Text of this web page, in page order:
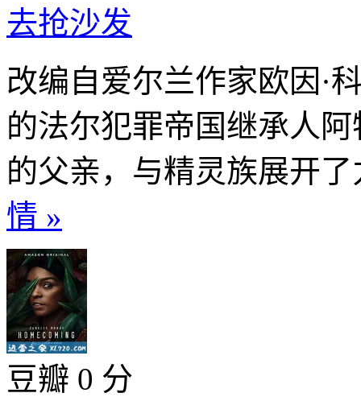
去抢沙发
改编自爱尔兰作家欧因·
的法尔犯罪帝国继承人
的父亲，与精灵族展开
情 »
豆瓣 0 分